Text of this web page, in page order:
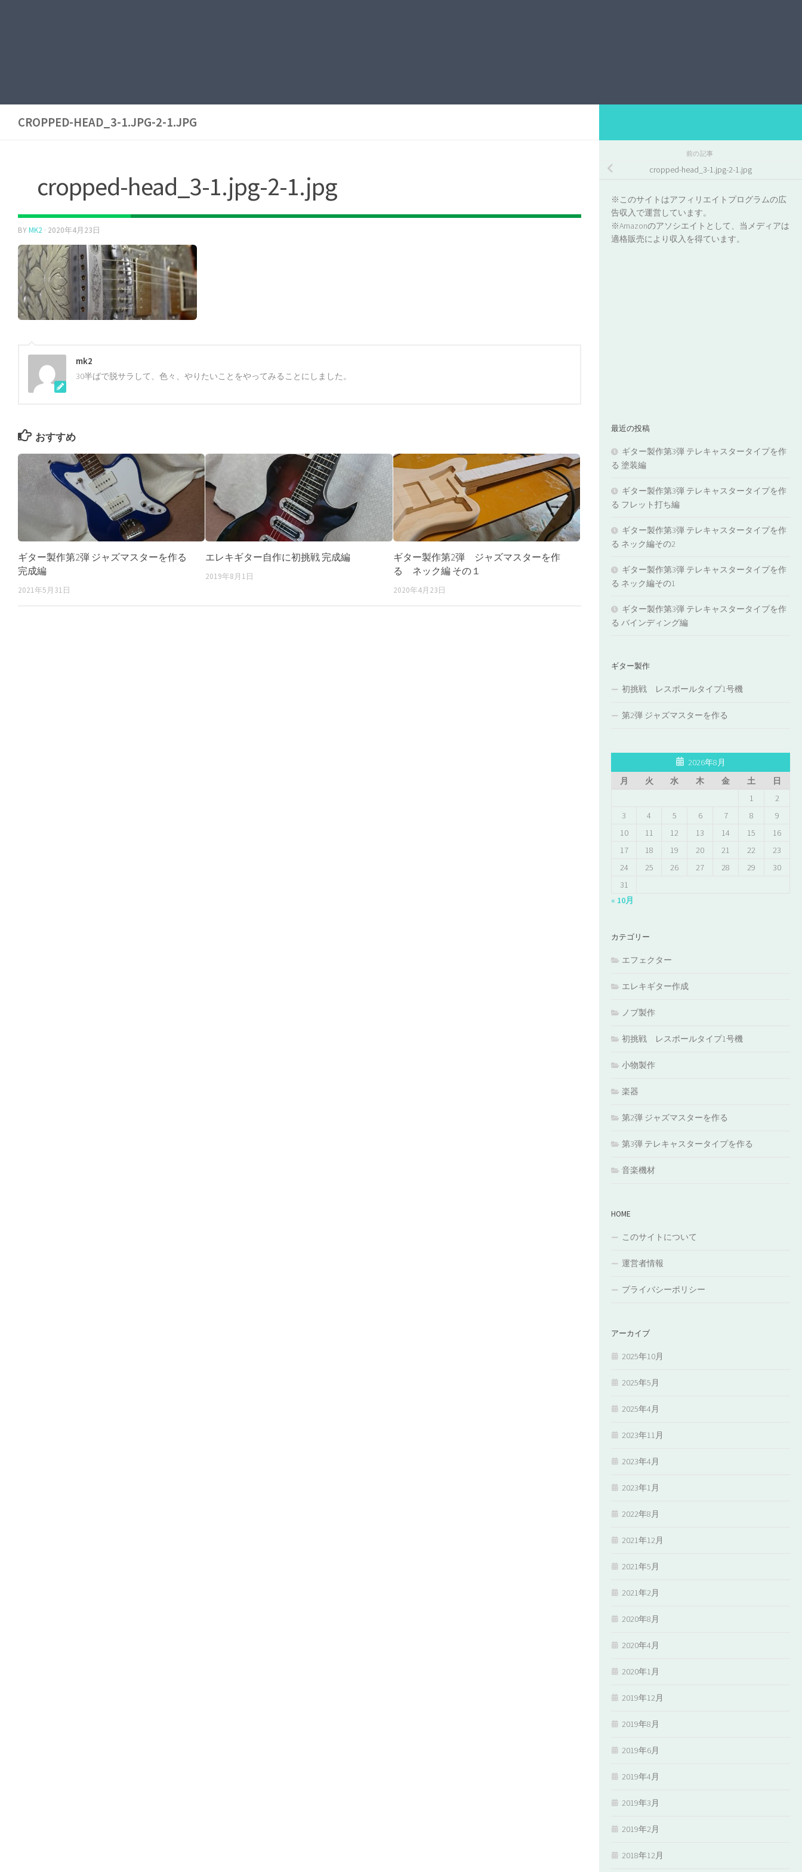
CROPPED-HEAD_3-1.JPG-2-1.JPG
cropped-head_3-1.jpg-2-1.jpg
BYMK2 · 2020年4月23日
mk2
30半ばで脱サラして、色々、やりたいことをやってみることにしました。
おすすめ
ギター製作第2弾 ジャズマスターを作る
完成編
2021年5月31日
エレキギター自作に初挑戦 完成編
2019年8月1日
ギター製作第2弾 ジャズマスターを作
る ネック編 その１
2020年4月23日
前の記事
cropped-head_3-1.jpg-2-1.jpg
※このサイトはアフィリエイトプログラムの広
告収入で運営しています。
※Amazonのアソシエイトとして、当メディアは
適格販売により収入を得ています。
最近の投稿
ギター製作第3弾 テレキャスタータイプを作
る 塗装編
ギター製作第3弾 テレキャスタータイプを作
る フレット打ち編
ギター製作第3弾 テレキャスタータイプを作
る ネック編その2
ギター製作第3弾 テレキャスタータイプを作
る ネック編その1
ギター製作第3弾 テレキャスタータイプを作
る バインディング編
ギター製作
初挑戦 レスポールタイプ1号機
第2弾 ジャズマスターを作る
2026年8月
月
火 水 木 金 土
日
1
2
3
4 5 6 7 8
9
10
11 12 13 14 15
16
17
18 19 20 21 22
23
24
25 26 27 28 29
30
31
« 10月
カテゴリー
エフェクター
エレキギター作成
ノブ製作
初挑戦 レスポールタイプ1号機
小物製作
楽器
第2弾 ジャズマスターを作る
第3弾 テレキャスタータイプを作る
音楽機材
HOME
このサイトについて
運営者情報
プライバシーポリシー
アーカイブ
2025年10月
2025年5月
2025年4月
2023年11月
2023年4月
2023年1月
2022年8月
2021年12月
2021年5月
2021年2月
2020年8月
2020年4月
2020年1月
2019年12月
2019年8月
2019年6月
2019年4月
2019年3月
2019年2月
2018年12月